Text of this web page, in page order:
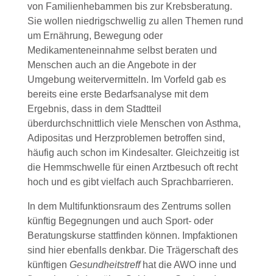
von Familienhebammen bis zur Krebsberatung.
Sie wollen niedrigschwellig zu allen Themen rund
um Ernährung, Bewegung oder
Medikamenteneinnahme selbst beraten und
Menschen auch an die Angebote in der
Umgebung weitervermitteln. Im Vorfeld gab es
bereits eine erste Bedarfsanalyse mit dem
Ergebnis, dass in dem Stadtteil
überdurchschnittlich viele Menschen von Asthma,
Adipositas und Herzproblemen betroffen sind,
häufig auch schon im Kindesalter. Gleichzeitig ist
die Hemmschwelle für einen Arztbesuch oft recht
hoch und es gibt vielfach auch Sprachbarrieren.
In dem Multifunktionsraum des Zentrums sollen
künftig Begegnungen und auch Sport- oder
Beratungskurse stattfinden können. Impfaktionen
sind hier ebenfalls denkbar. Die Trägerschaft des
künftigen Gesundheitstreff hat die AWO inne und